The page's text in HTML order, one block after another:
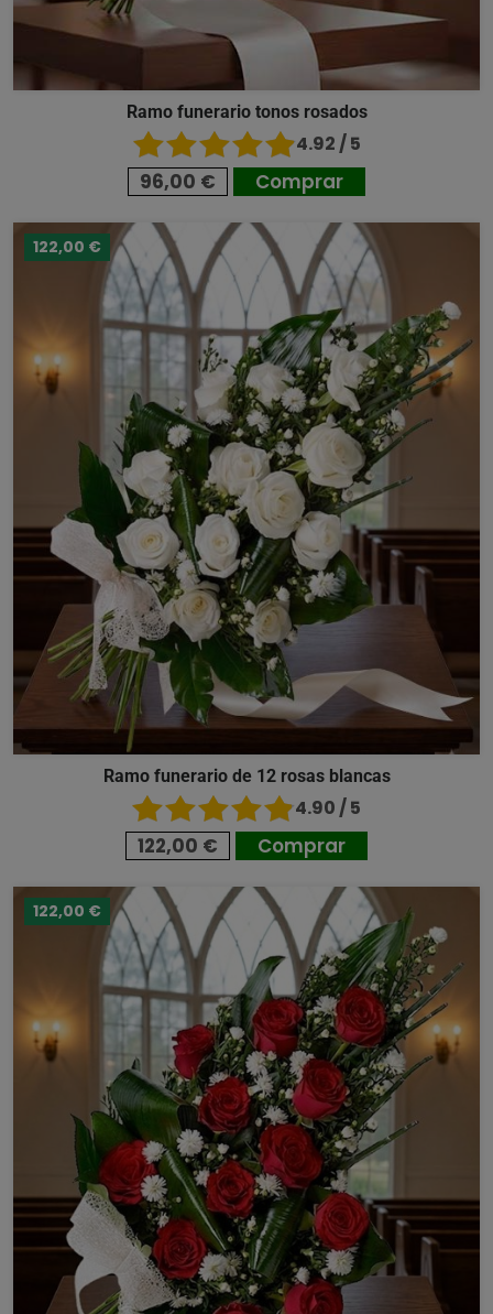
Ramo funerario tonos rosados
4.92 / 5
96,00 € Comprar
122,00 €
Ramo funerario de 12 rosas blancas
4.90 / 5
122,00 € Comprar
122,00 €